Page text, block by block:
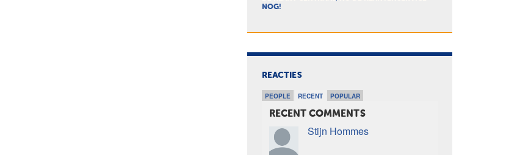
NOG!
REACTIES
PEOPLE RECENT POPULAR
RECENT COMMENTS
Stijn Hommes